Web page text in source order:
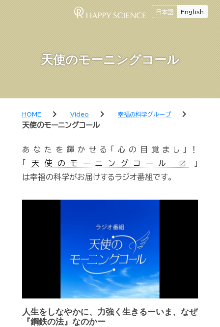
日本語 English
天使のモーニングコール
HOME chevron_right Video chevron_right 幸福の科学グループ chevron_right
天使のモーニングコール
あなたを輝かせる「心の目覚まし」！
天使のモーニングコール open_in_new
」
は幸福の科学がお届けするラジオ番組です。
人生をしなやかに、力強く生きるーいま、なぜ
『鋼鉄の法』なのかー